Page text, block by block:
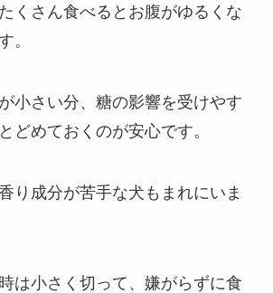
くさん食べるとお腹がゆるくな
。
小さい分、糖の影響を受けやす
どめておくのが安心です。
り成分が苦手な犬もまれにいま
は小さく切って、嫌がらずに食